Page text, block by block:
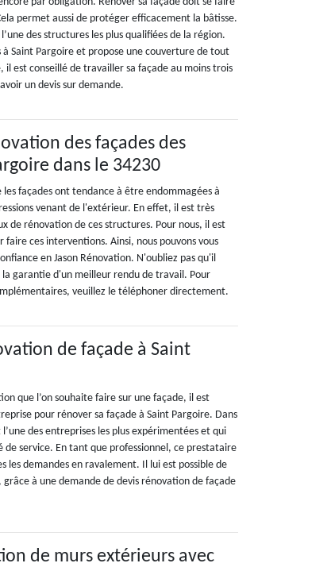
permet aussi de protéger efficacement la bâtisse.
des structures les plus qualifiées de la région.
à Saint Pargoire et propose une couverture de tout
il est conseillé de travailler sa façade au moins trois
un devis sur demande.
des façades des
dans le 34230
les façades ont tendance à être endommagées à
venant de l'extérieur. En effet, il est très
de rénovation de ces structures. Pour nous, il est
ces interventions. Ainsi, nous pouvons vous
en Jason Rénovation. N'oubliez pas qu'il
garantie d'un meilleur rendu de travail. Pour
veuillez le téléphoner directement.
de façade à Saint
que l’on souhaite faire sur une façade, il est
pour rénover sa façade à Saint Pargoire. Dans
des entreprises les plus expérimentées et qui
de service. En tant que professionnel, ce prestataire
les demandes en ravalement. Il lui est possible de
à une demande de devis rénovation de façade
de murs extérieurs avec